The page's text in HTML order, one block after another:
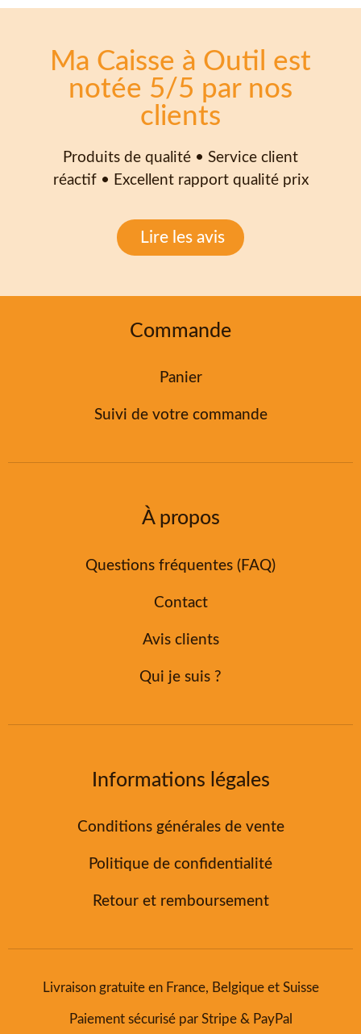
Ma Caisse à Outil est
notée 5/5 par nos
clients
Produits de qualité • Service client
réactif • Excellent rapport qualité prix
Lire les avis
Commande
Panier
Suivi de votre commande
À propos
Questions fréquentes (FAQ)
Contact
Avis clients
Qui je suis ?
Informations légales
Conditions générales de vente
Politique de confidentialité
Retour et remboursement
Livraison gratuite en France, Belgique et Suisse
Paiement sécurisé par Stripe & PayPal